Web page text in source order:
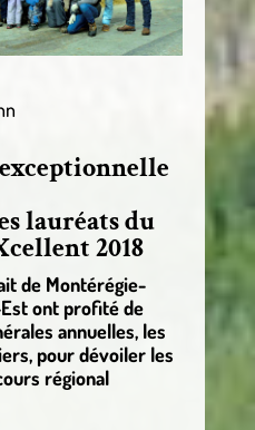
lauréats du
2018
de Montérégie-
ont profité de
annuelles, les
pour dévoiler les
régional